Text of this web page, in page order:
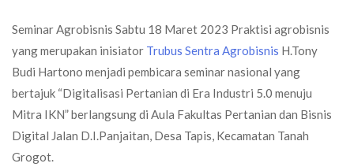
Seminar Agrobisnis Sabtu 18 Maret 2023 Praktisi agrobisnis
yang merupakan inisiator Trubus Sentra Agrobisnis H.Tony
Budi Hartono menjadi pembicara seminar nasional yang
bertajuk “Digitalisasi Pertanian di Era Industri 5.0 menuju
Mitra IKN” berlangsung di Aula Fakultas Pertanian dan Bisnis
Digital Jalan D.I.Panjaitan, Desa Tapis, Kecamatan Tanah
Grogot.